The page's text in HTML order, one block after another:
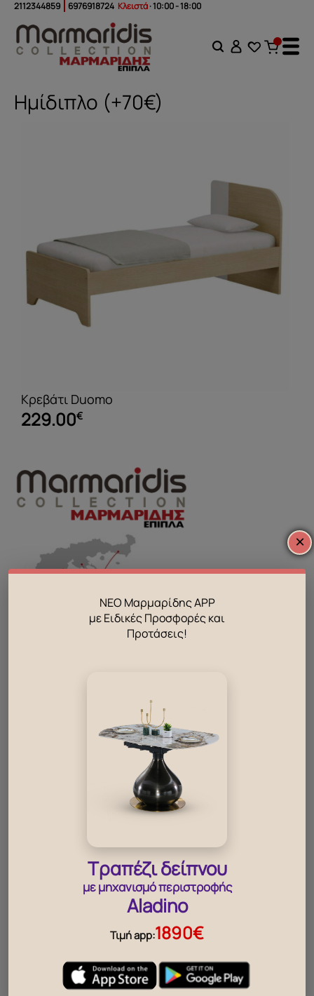
2112344859 6976918724 Κλειστά· 10:00 - 18:00
Ημίδιπλο (+70€)
Κρεβάτι Duomo
229.00€
βρείτε καταστήματα
Πολιτική για τη πρόληψη της βίας
Κάρτα μέλους ΜΑΡΜΑΡΙΔΗΣ HOME
Διαφέρουμε – Προσφέρουμε
Σύμβουλος διακόσμησης
Οδηγίες Χρήσης & Συντήρησης
Συχνές Ερωτήσεις
Πληροφορίες
×
ΝΕΟ Μαρμαρίδης APP
με Ειδικές Προσφορές και
Προτάσεις!
Τραπέζι δείπνου
με μηχανισμό περιστροφής
Aladino
Τιμή app:1890€